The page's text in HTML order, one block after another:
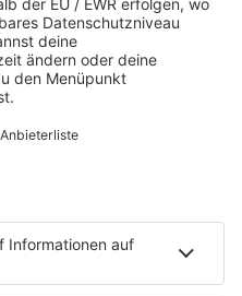
Lipödem-Behandlung in
München: Wie effektiv ist
die Lipödem-Behandlung